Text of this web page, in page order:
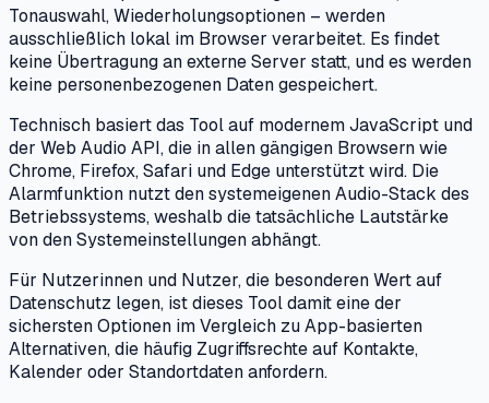
Tonauswahl, Wiederholungsoptionen – werden
ausschließlich lokal im Browser verarbeitet. Es findet
keine Übertragung an externe Server statt, und es werden
keine personenbezogenen Daten gespeichert.
Technisch basiert das Tool auf modernem JavaScript und
der Web Audio API, die in allen gängigen Browsern wie
Chrome, Firefox, Safari und Edge unterstützt wird. Die
Alarmfunktion nutzt den systemeigenen Audio-Stack des
Betriebssystems, weshalb die tatsächliche Lautstärke
von den Systemeinstellungen abhängt.
Für Nutzerinnen und Nutzer, die besonderen Wert auf
Datenschutz legen, ist dieses Tool damit eine der
sichersten Optionen im Vergleich zu App-basierten
Alternativen, die häufig Zugriffsrechte auf Kontakte,
Kalender oder Standortdaten anfordern.